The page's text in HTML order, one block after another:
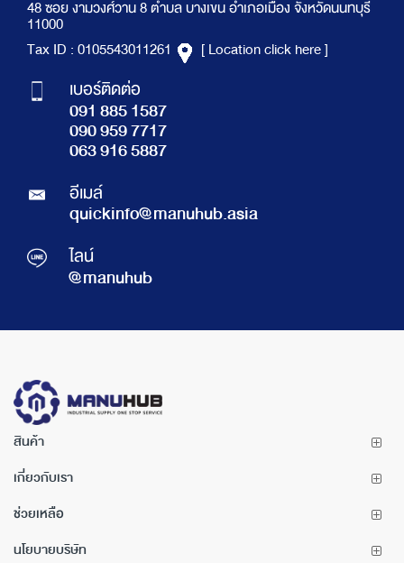
48 ซอย งามวงศ์วาน 8 ตำบล บางเขน อำเภอเมือง จังหวัดนนทบุรี
11000
Tax ID : 0105543011261
[ Location click here ]
เบอร์ติดต่อ
091 885 1587
090 959 7717
063 916 5887
อีเมล์
quickinfo@manuhub.asia
ไลน์
@manuhub
สินค้า
เกี่ยวกับเรา
ช่วยเหลือ
นโยบายบริษัท